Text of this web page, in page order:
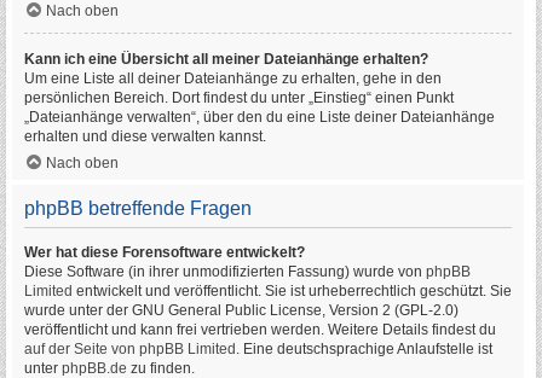
Nach oben
Kann ich eine Übersicht all meiner Dateianhänge erhalten?
Um eine Liste all deiner Dateianhänge zu erhalten, gehe in den
persönlichen Bereich. Dort findest du unter „Einstieg“ einen Punkt
„Dateianhänge verwalten“, über den du eine Liste deiner Dateianhänge
erhalten und diese verwalten kannst.
Nach oben
phpBB betreffende Fragen
Wer hat diese Forensoftware entwickelt?
Diese Software (in ihrer unmodifizierten Fassung) wurde von phpBB
Limited entwickelt und veröffentlicht. Sie ist urheberrechtlich geschützt. Sie
wurde unter der GNU General Public License, Version 2 (GPL-2.0)
veröffentlicht und kann frei vertrieben werden. Weitere Details findest du
auf der Seite von phpBB Limited . Eine deutschsprachige Anlaufstelle ist
unter phpBB.de zu finden.